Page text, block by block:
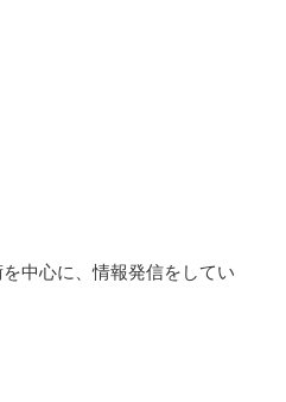
中心に、情報発信をしてい